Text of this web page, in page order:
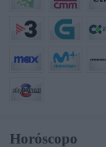
Horóscopo